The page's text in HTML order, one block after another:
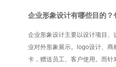
企业形象设计有哪些目的？
企业形象设计主要以设计项目
业对外形象展示。logo设计、
卡，赠送员工、客户使用。而